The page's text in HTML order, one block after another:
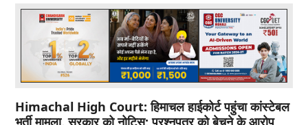
Himachal High Court: हिमाचल हाईकोर्ट पहुंचा कांस्टेबल
भर्ती मामला, सरकार को नोटिस; प्रश्नपत्र को बेचने के आरोप